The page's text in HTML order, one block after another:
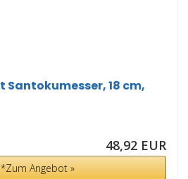
Santokumesser, 18 cm,
48,92 EUR
*Zum Angebot »